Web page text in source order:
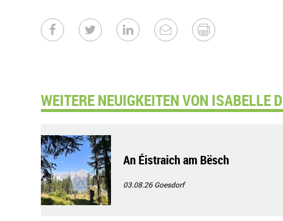
WEITERE NEUIGKEITEN VON ISABELLE
An Éistraich am Bësch
03.08.26Goesdorf